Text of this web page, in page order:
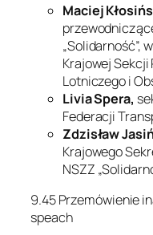
Maciej
„Solidarność”,
Krajowej
Lotniczego i
Livia Spera,
Federacji
Zdzisław
Krajowego
NSZZ
9.45 Przemówienie
speach